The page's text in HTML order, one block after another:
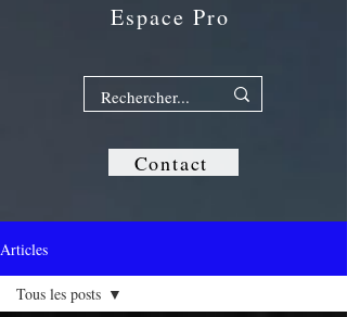
Contact
Espace Pro
Articles
Tous les posts